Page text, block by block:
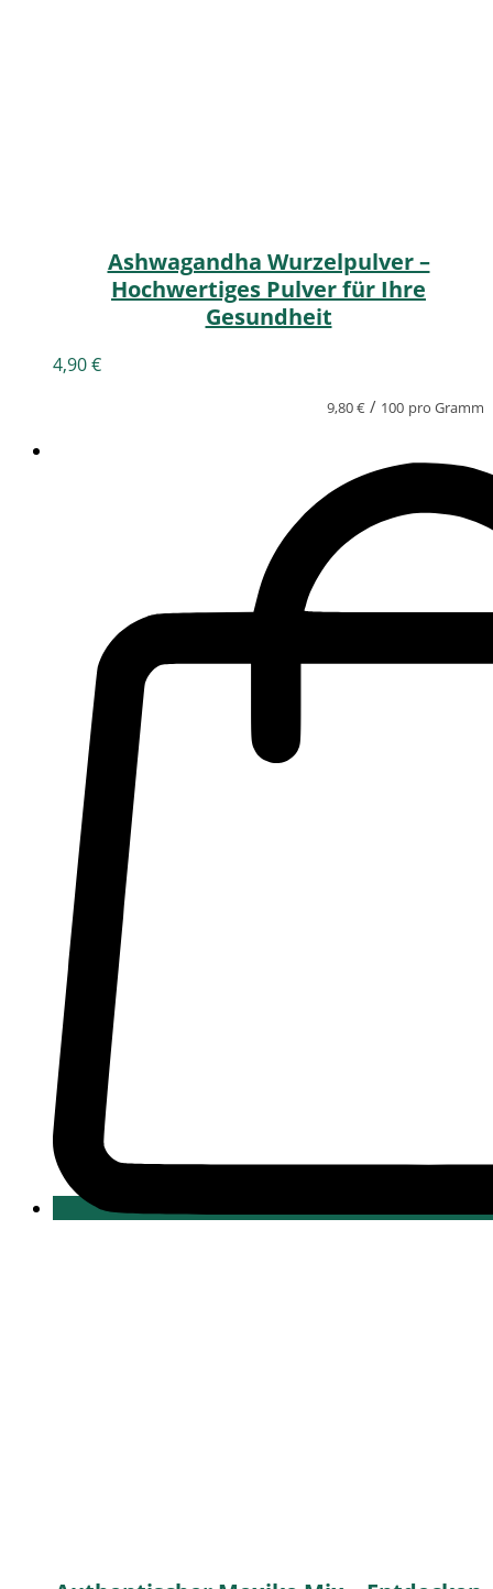
Ashwagandha Wurzelpulver –
Hochwertiges Pulver für Ihre
Gesundheit
4,90€
9,80€ / 100 pro Gramm